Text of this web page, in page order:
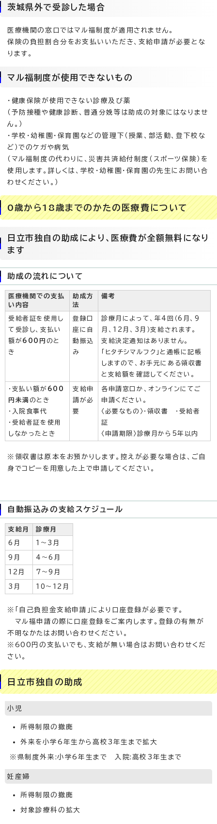
茨城県外で受診した場合
医療機関の窓口ではマル福制度が適用されません。
保険の負担割合分をお支払いいただき、支給申請が必要とな
ります。
マル福制度が使用できないもの
・健康保険が使用できない診療及び薬
（予防接種や健康診断、普通分娩等は助成の対象にはなりませ
ん。）
・学校・幼稚園・保育園などの管理下（授業、部活動、登下校な
ど）でのケガや病気
（マル福制度の代わりに、災害共済給付制度（スポーツ保険）を
使用します。詳しくは、学校・幼稚園・保育園の先生にお問い合
わせください。）
0歳から18歳までのかたの医療費について
日立市独自の助成により、医療費が全額無料になり
ます
助成の流れについて
医療機関での支払
い内容
助成方
法
備考
受給者証を使用し
て受診し、支払い
額が600円 のと
き
登録口
座に自
動振込
み
診療月によって、年4回（6月、9
月、12月、3月）支給されます。
支給決定通知はありません。
「ヒタチシマルフク」と通帳に記帳
しますので、お手元にある領収書
と支給額を確認してください。
・支払い額が 600
円未満 のとき
・入院食事代
・受給者証を使用
しなかったとき
支給申
請が必
要
各申請窓口か、オンラインにてご
申請ください。
〈必要なもの〉・領収書 ・受給者
証
〈申請期限〉診療月から5年以内
※領収書は原本をお預かりします。控えが必要な場合は、ご自
身でコピーを用意した上で申請してください。
自動振込みの支給スケジュール
支給月 診療月
6月 1～3月
9月 4～6月
12月 7～9月
3月 10～12月
※「自己負担金支給申請」により口座登録が必要です。
マル福申請の際に口座登録をご案内します。登録の有無が
不明なかたはお問い合わせください。
※600円の支払いでも、支給が無い場合はお問い合わせくだ
さい。
日立市独自の助成
小児
所得制限の撤廃
外来を小学6年生から高校3年生まで拡大
※県制度外来:小学6年生まで 入院:高校3年生まで
妊産婦
所得制限の撤廃
対象診療科の拡大